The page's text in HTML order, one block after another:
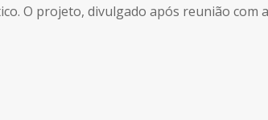
O projeto, divulgado após reunião com a